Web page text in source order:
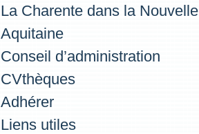
La Charente dans la Nouvelle
Aquitaine
Conseil d’administration
CVthèques
Adhérer
Liens utiles